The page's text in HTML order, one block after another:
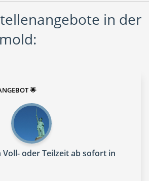
in der
🌟
oder Teilzeit ab sofort in